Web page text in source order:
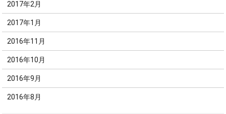
2017年2月
2017年1月
2016年11月
2016年10月
2016年9月
2016年8月